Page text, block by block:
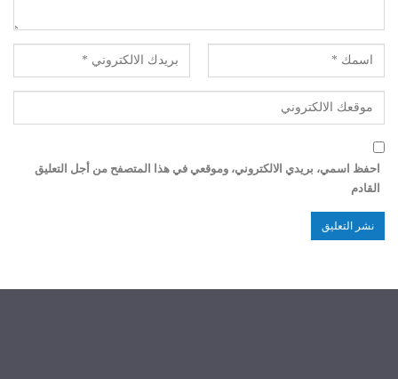
احفظ اسمي، بريدي الالكتروني، وموقعي في هذا المتصفح من أجل التعليق
القادم